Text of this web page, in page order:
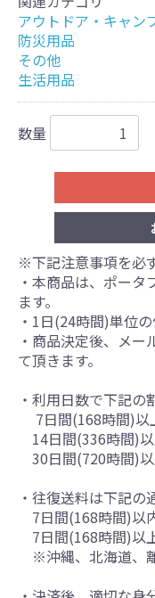
アウトドア・キャン
防災用品
その他
生活用品
数量
※下記注意事項を必
・本商品は、ポー
ます。
・1日(24時間)単位
・商品決定後、メ
て頂きます。
・利用日数で下記の
7日間(168時間)以
14日間(336時間)
30日間(720時間)
・往復送料は下記の
7日間(168時間)以
7日間(168時間)
※沖縄、北海道、